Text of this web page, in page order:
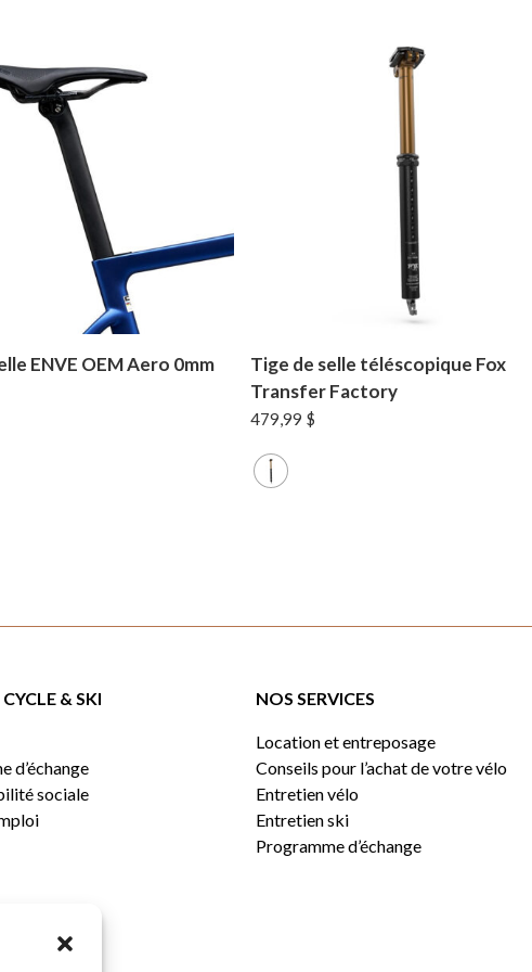
ENVE OEM Aero 0mm
Tige de selle téléscopique Fox
Transfer Factory
479,99 $
& SKI
d’échange
sociale
NOS SERVICES
Location et entreposage
Conseils pour l’achat de votre vélo
Entretien vélo
Entretien ski
Programme d’échange